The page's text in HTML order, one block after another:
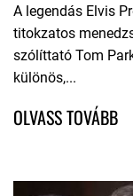
A legendás Elvis
titokzatos
szólíttató Tom
különös,...